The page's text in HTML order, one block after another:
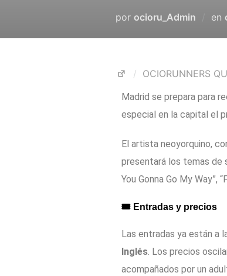
por ocioru_Admin en
OCIORUNNERS
Madrid se prepara para
especial en la capital el
El artista neoyorquino,
presentará los temas de
You Gonna Go My Way”,
🎟️ Entradas y precios
Las entradas ya están a
Inglés. Los precios
acompañados por un